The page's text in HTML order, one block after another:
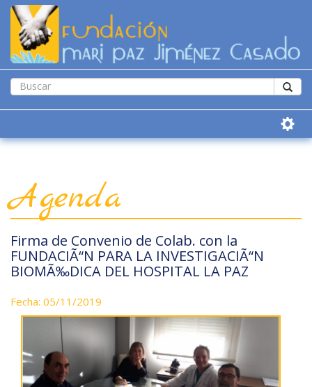
Agenda
Firma de Convenio de Colab. con la
FUNDACIÃ“N PARA LA INVESTIGACIÃ“N
BIOMÃ‰DICA DEL HOSPITAL LA PAZ
Fecha: 05/11/2019